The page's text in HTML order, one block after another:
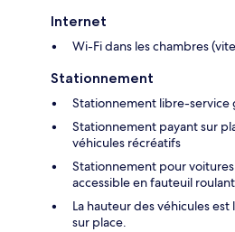
Internet
Wi-Fi dans les chambres
Stationnement
Stationnement libre-service
Stationnement payant sur
véhicules récréatifs
Stationnement pour
accessible en fauteuil
La hauteur des véhicules
sur place.